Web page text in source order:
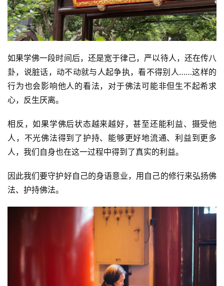
纪
录
教
艺
术
策
法
规
免
责
声
明
如果学佛一段时间后，还是宽于律己，严以待人，还在传八
卦，说脏话，动不动就与人起争执，看不得别人……这样的
行为也会影响他人的看法，对于佛法可能非但生不起希求
心，反生厌离。
相反，如果学佛后状态越来越好，甚至还能利益、摄受他
人，不光佛法得到了护持、能够更好地流通、利益到更多
人，我们自身也在这一过程中得到了真实的利益。
因此我们要守护好自己的身语意业，用自己的修行来弘扬佛
法、护持佛法。